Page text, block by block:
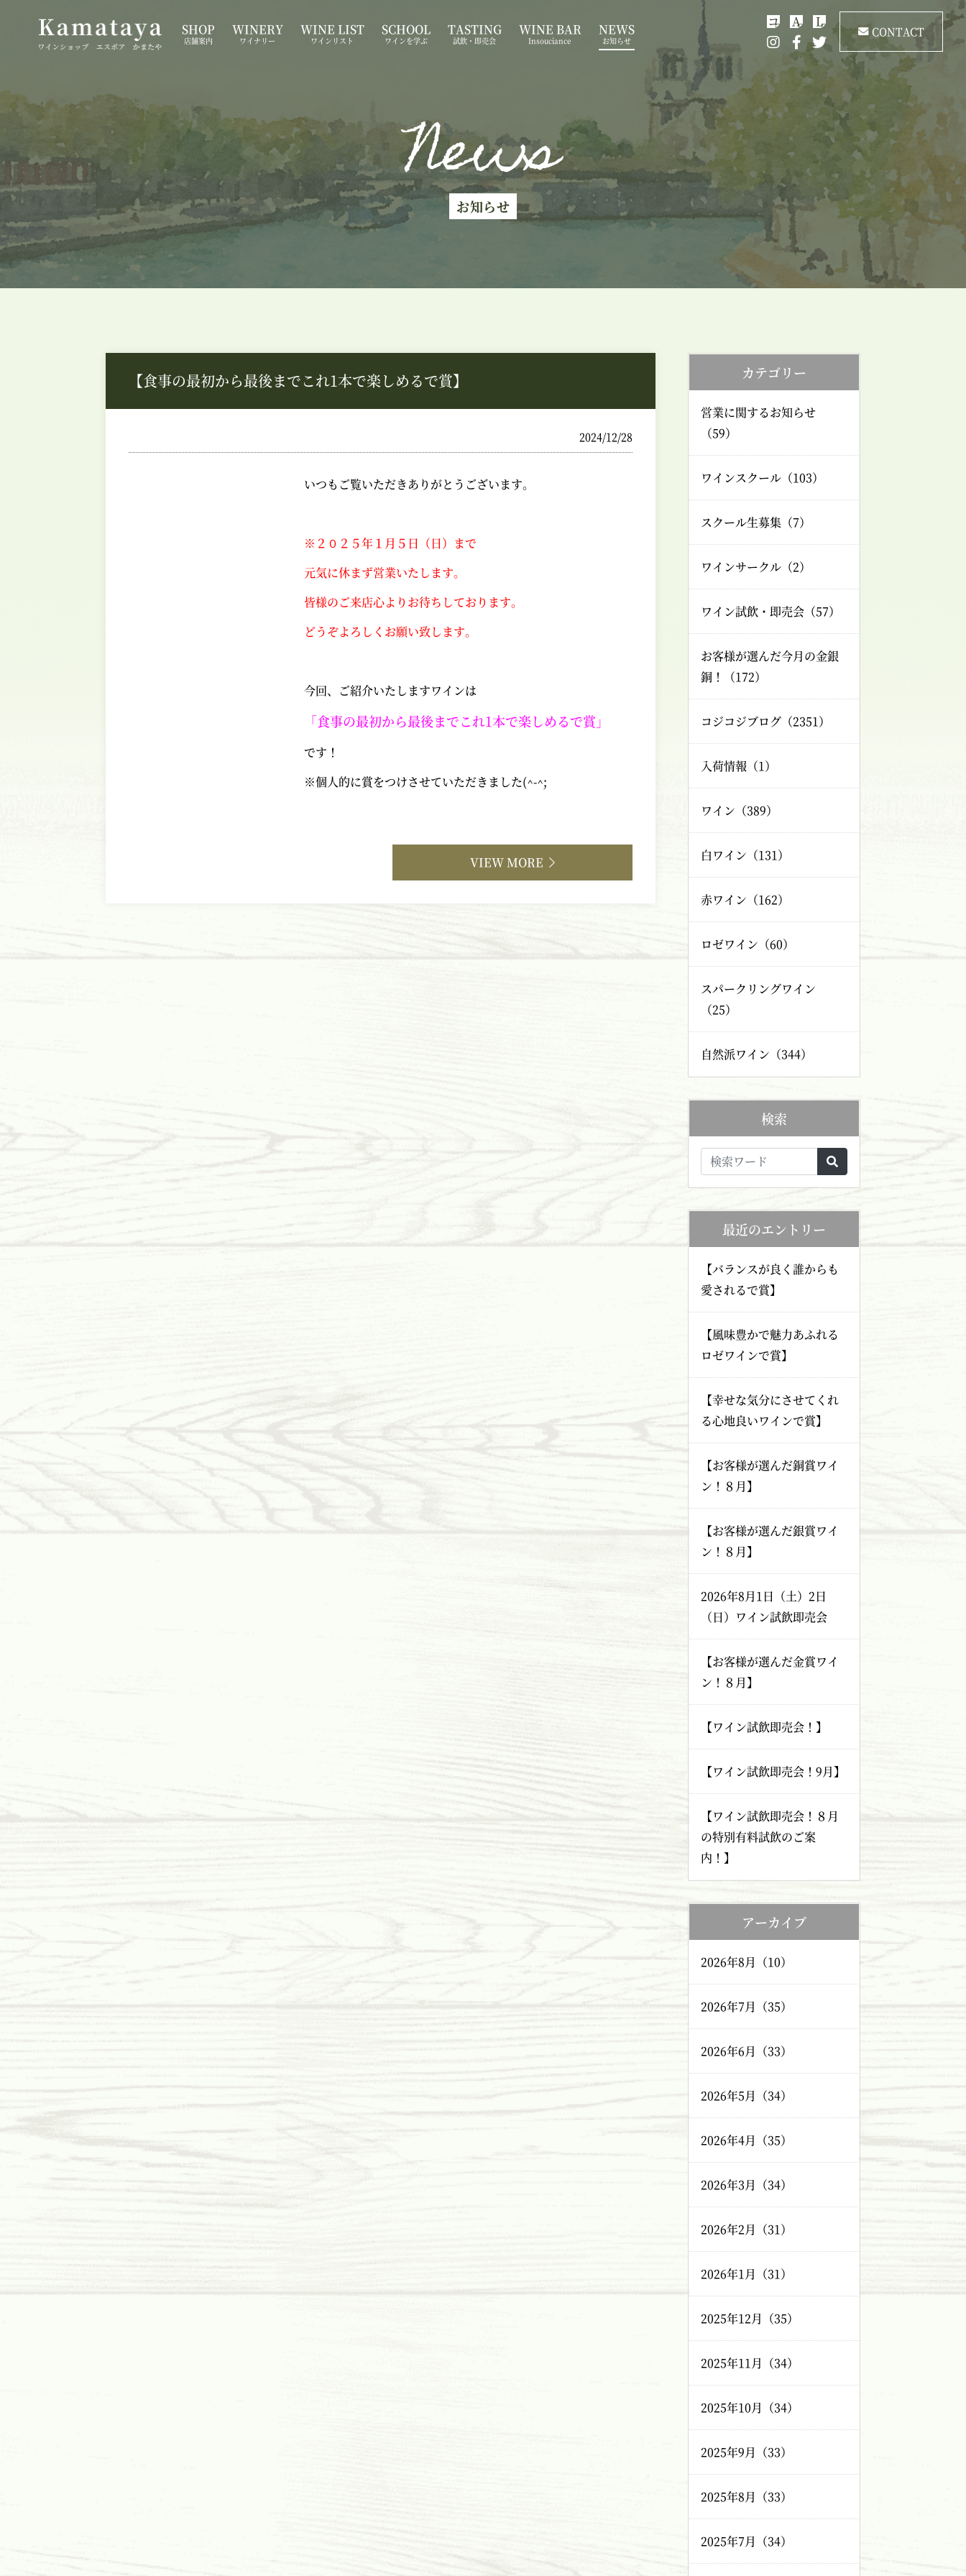
SHOP
店舗案内
WINERY
ワイナリー
WINE LIST
ワインリスト
SCHOOL
ワインを学ぶ
TASTING
試飲・即売会
WINE BAR
Insouciance
NEWS
お知らせ
コ A L
CONTACT
News
お知らせ
【食事の最初から最後までこれ1本で楽しめるで賞】
2024/12/28
いつもご覧いただきありがとうございます。
※２０２５年１月５日（日）まで
元気に休まず営業いたします。
皆様のご来店心よりお待ちしております。
どうぞよろしくお願い致します。
今回、ご紹介いたしますワインは
「食事の最初から最後までこれ1本で楽しめるで賞」
です！
※個人的に賞をつけさせていただきました(^-^;
VIEW MORE
カテゴリー
営業に関するお知らせ
（59）
ワインスクール（103）
スクール生募集（7）
ワインサークル（2）
ワイン試飲・即売会（57）
お客様が選んだ今月の金銀
銅！（172）
コジコジブログ（2351）
入荷情報（1）
ワイン（389）
白ワイン（131）
赤ワイン（162）
ロゼワイン（60）
スパークリングワイン
（25）
自然派ワイン（344）
検索
最近のエントリー
【バランスが良く誰からも
愛されるで賞】
【風味豊かで魅力あふれる
ロゼワインで賞】
【幸せな気分にさせてくれ
る心地良いワインで賞】
【お客様が選んだ銅賞ワイ
ン！８月】
【お客様が選んだ銀賞ワイ
ン！８月】
2026年8月1日（土）2日
（日）ワイン試飲即売会
【お客様が選んだ金賞ワイ
ン！８月】
【ワイン試飲即売会！】
【ワイン試飲即売会！9月】
【ワイン試飲即売会！８月
の特別有料試飲のご案
内！】
アーカイブ
2026年8月（10）
2026年7月（35）
2026年6月（33）
2026年5月（34）
2026年4月（35）
2026年3月（34）
2026年2月（31）
2026年1月（31）
2025年12月（35）
2025年11月（34）
2025年10月（34）
2025年9月（33）
2025年8月（33）
2025年7月（34）